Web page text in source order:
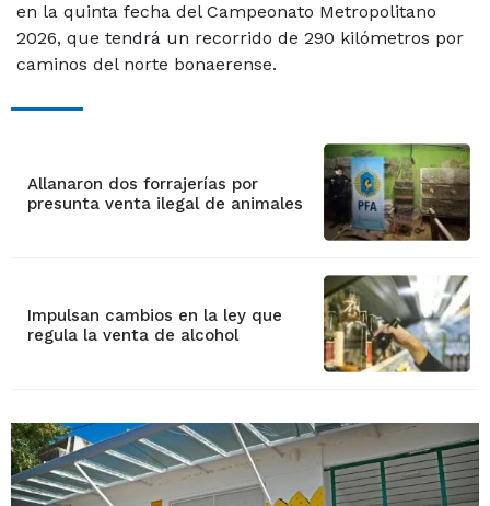
en la quinta fecha del Campeonato Metropolitano
2026, que tendrá un recorrido de 290 kilómetros por
caminos del norte bonaerense.
Allanaron dos forrajerías por
presunta venta ilegal de animales
Impulsan cambios en la ley que
regula la venta de alcohol